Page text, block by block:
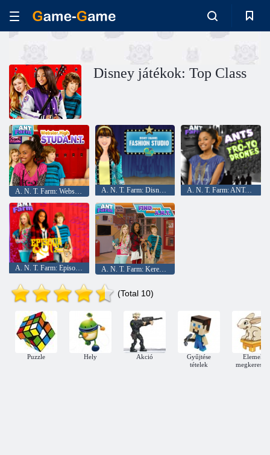
Disney játékok: Top Class
A. N. T. Farm: Webster magas STUDA. N. T. A. N. T. Farm: Disney Channel Fashion Stúdió A. N. T. Farm: ANTs vs. Fro-Yo Drones
A. N. T. Farm: Episode Quiz A. N. T. Farm: Keresse meg a belső A. N. T.
(Total 10)
Puzzle Hely Akció
Gyűjtése
tételek
Elemek
megkeresése